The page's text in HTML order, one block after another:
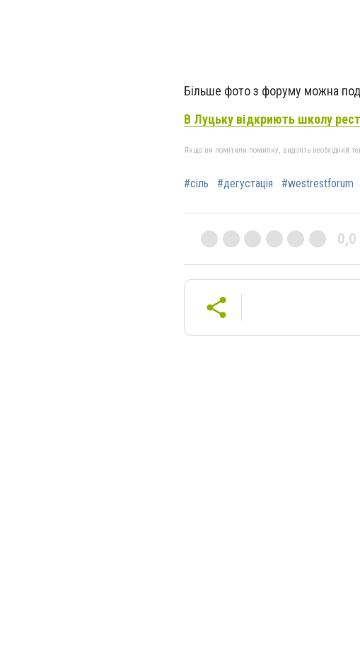
Більше фото з форуму можна
В Луцьку відкриють школу
Якщо ви помітили помилку, виділіть необхідний
#сіль #дегустація #westrestforum
0,0